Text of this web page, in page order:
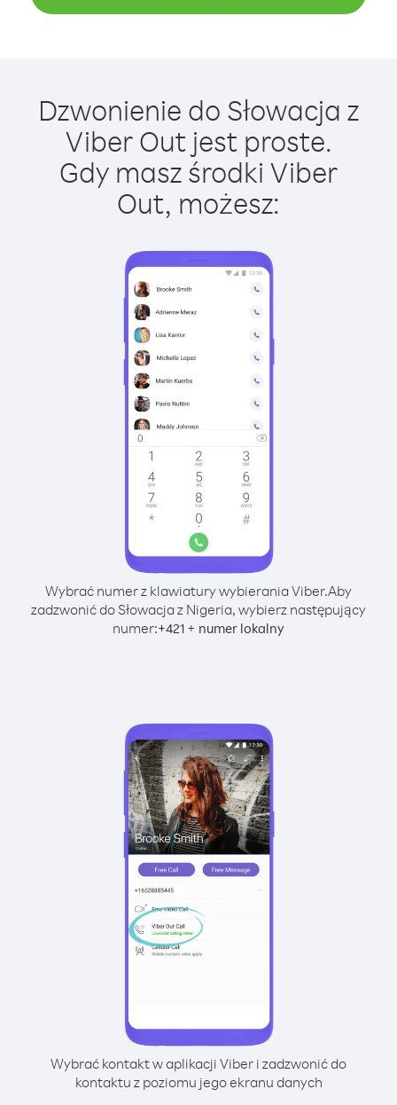
Dzwonienie do Słowacja z
Viber Out jest proste.
Gdy masz środki Viber
Out, możesz:
Wybrać numer z klawiatury wybierania Viber.Aby
zadzwonić do Słowacja z Nigeria, wybierz następujący
numer:+421 + numer lokalny
Wybrać kontakt w aplikacji Viber i zadzwonić do
kontaktu z poziomu jego ekranu danych